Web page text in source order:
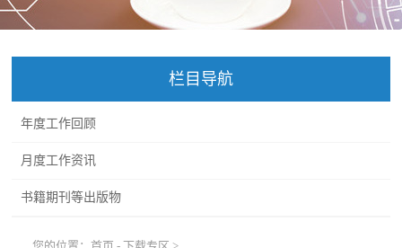
栏目导航
年度工作回顾
月度工作资讯
书籍期刊等出版物